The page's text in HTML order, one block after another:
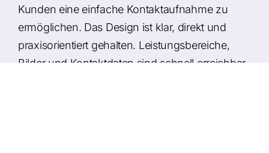
Kunden eine einfache Kontaktaufnahme zu
ermöglichen. Das Design ist klar, direkt und
praxisorientiert gehalten. Leistungsbereiche,
Bilder und Kontaktdaten sind schnell erreichbar